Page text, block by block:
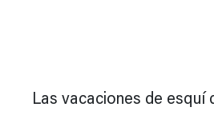
Las vacaciones de esquí